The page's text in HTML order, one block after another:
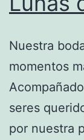
Nuestra
momentos
seres
por nuestra